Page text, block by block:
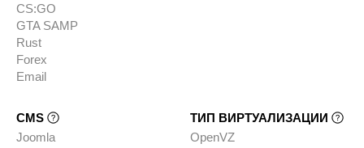
CS:GO
GTA SAMP
Rust
Forex
Email
CMS
Joomla
ТИП ВИРТУАЛИЗАЦИИ
OpenVZ